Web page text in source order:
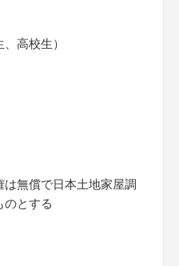
高校生）
無償で日本土地家屋調
のとする